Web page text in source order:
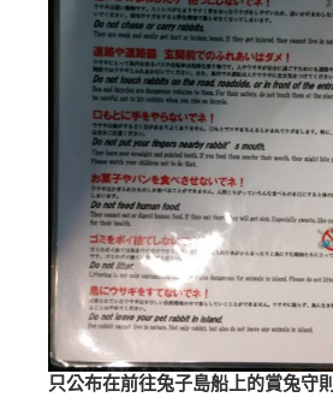
只公布在前往兔子島船上的賞兔守則